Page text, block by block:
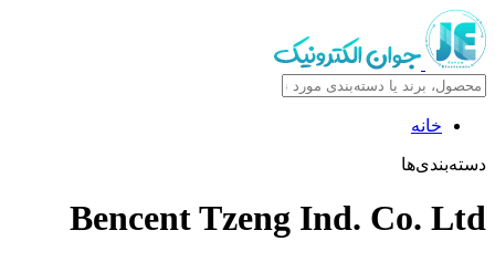
خانه
دسته‌بندی‌ها
Bencent Tzeng Ind. Co. Ltd